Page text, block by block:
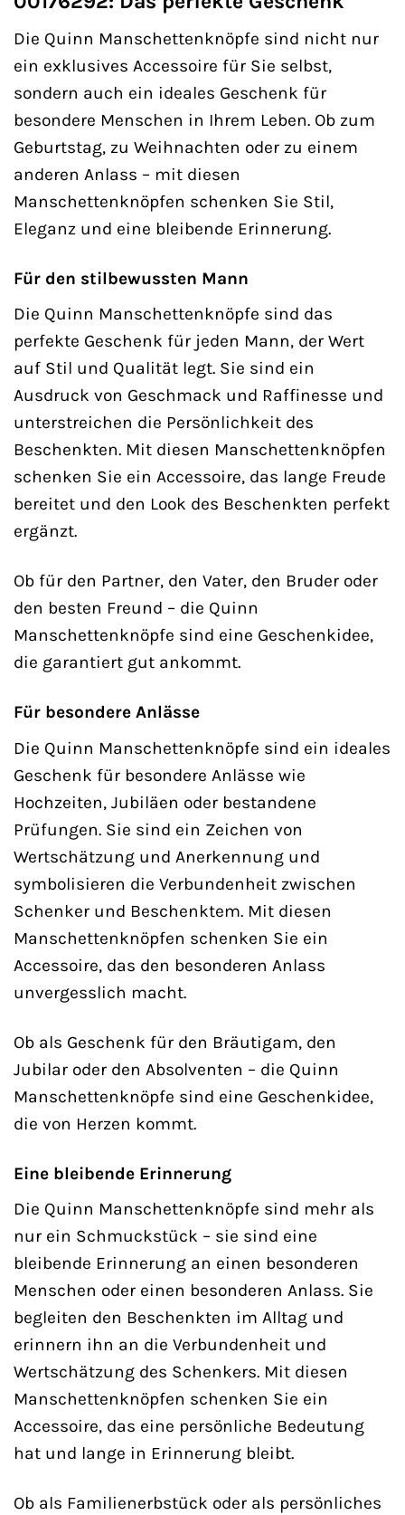
Die Quinn Manschettenknöpfe sind nicht nur
ein exklusives Accessoire für Sie selbst,
sondern auch ein ideales Geschenk für
besondere Menschen in Ihrem Leben. Ob zum
Geburtstag, zu Weihnachten oder zu einem
anderen Anlass – mit diesen
Manschettenknöpfen schenken Sie Stil,
Eleganz und eine bleibende Erinnerung.
Für den stilbewussten Mann
Die Quinn Manschettenknöpfe sind das
perfekte Geschenk für jeden Mann, der Wert
auf Stil und Qualität legt. Sie sind ein
Ausdruck von Geschmack und Raffinesse und
unterstreichen die Persönlichkeit des
Beschenkten. Mit diesen Manschettenknöpfen
schenken Sie ein Accessoire, das lange Freude
bereitet und den Look des Beschenkten perfekt
ergänzt.
Ob für den Partner, den Vater, den Bruder oder
den besten Freund – die Quinn
Manschettenknöpfe sind eine Geschenkidee,
die garantiert gut ankommt.
Für besondere Anlässe
Die Quinn Manschettenknöpfe sind ein ideales
Geschenk für besondere Anlässe wie
Hochzeiten, Jubiläen oder bestandene
Prüfungen. Sie sind ein Zeichen von
Wertschätzung und Anerkennung und
symbolisieren die Verbundenheit zwischen
Schenker und Beschenktem. Mit diesen
Manschettenknöpfen schenken Sie ein
Accessoire, das den besonderen Anlass
unvergesslich macht.
Ob als Geschenk für den Bräutigam, den
Jubilar oder den Absolventen – die Quinn
Manschettenknöpfe sind eine Geschenkidee,
die von Herzen kommt.
Eine bleibende Erinnerung
Die Quinn Manschettenknöpfe sind mehr als
nur ein Schmuckstück – sie sind eine
bleibende Erinnerung an einen besonderen
Menschen oder einen besonderen Anlass. Sie
begleiten den Beschenkten im Alltag und
erinnern ihn an die Verbundenheit und
Wertschätzung des Schenkers. Mit diesen
Manschettenknöpfen schenken Sie ein
Accessoire, das eine persönliche Bedeutung
hat und lange in Erinnerung bleibt.
Ob als Familienerbstück oder als persönliches